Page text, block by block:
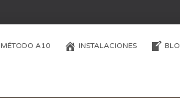
MÉTODO A10 INSTALACIONES